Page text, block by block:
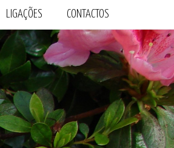
LIGAÇÕES CONTACTOS